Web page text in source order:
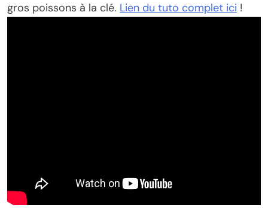
gros poissons à la clé. Lien du tuto complet ici !